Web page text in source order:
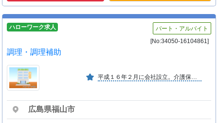
ハローワーク求人
パート・アルバイト
[No:34050-16104861]
調理・調理補助
平成１６年２月に会社設立。介護保健事業所及び病院施設へクックチルによる食事の製造及び配達透析食、糖尿病食も取り組んでいる。
広島県福山市